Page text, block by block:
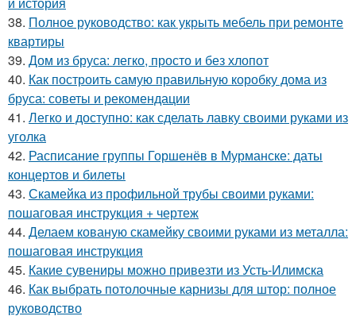
38. Полное руководство: как укрыть мебель при ремонте
квартиры
39. Дом из бруса: легко, просто и без хлопот
40. Как построить самую правильную коробку дома из
бруса: советы и рекомендации
41. Легко и доступно: как сделать лавку своими руками из
уголка
42. Расписание группы Горшенёв в Мурманске: даты
концертов и билеты
43. Скамейка из профильной трубы своими руками:
пошаговая инструкция + чертеж
44. Делаем кованую скамейку своими руками из металла:
пошаговая инструкция
45. Какие сувениры можно привезти из Усть-Илимска
46. Как выбрать потолочные карнизы для штор: полное
руководство